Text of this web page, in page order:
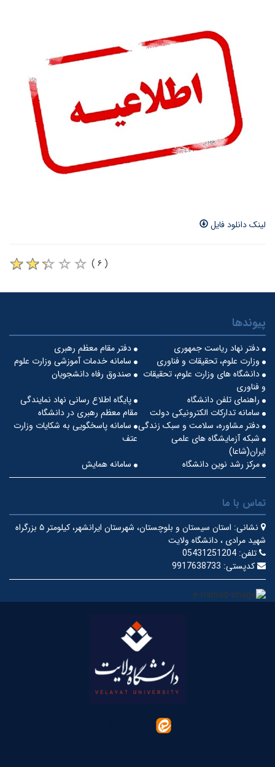
لینک دانلود فایل
( ۶ )
پیوندها
دفتر مقام معظم رهبری
دفتر نهاد ریاست جمهوری
سامانه خدمات آموزشی وزارت علوم
وزارت علوم، تحقیقات و فناوری
صندوق رفاه دانشجویان
دانشگاه های وزارت علوم، تحقیقات
و فناوری
پایگاه اطلاع رسانی نهاد نمایندگی
مقام معظم رهبری در دانشگاه
راهنمای تلفن دانشگاه
سامانه تدارکات الکترونیکی دولت
سامانه پاسخگویی به شکایات وزارت
عتف
دفتر مشاوره، سلامت و سبک زندگی
شبکه آزمایشگاه های علمی
ایران(شاعا)
سامانه همایش
مرکز رشد نوین دانشگاه
تماس با ما
نشانی:
استان سیستان و بلوچستان، شهرستان ایرانشهر، کیلومتر ۵ بزرگراه
شهید مرادی ، دانشگاه ولایت
تلفن: 05431251204
کدپستی: 9917638733